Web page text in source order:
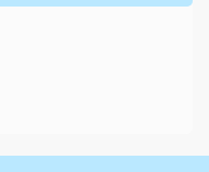
cit/